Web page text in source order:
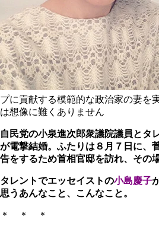
プに貢献する模範的な政治家の妻を
は想像に難くありません
自民党の小泉進次郎衆議院議員とタ
が電撃結婚。ふたりは８月７日に、
告をするため首相官邸を訪れ、その
タレントでエッセイストの小島慶子
思うあんなこと、こんなこと。
＊ ＊ ＊